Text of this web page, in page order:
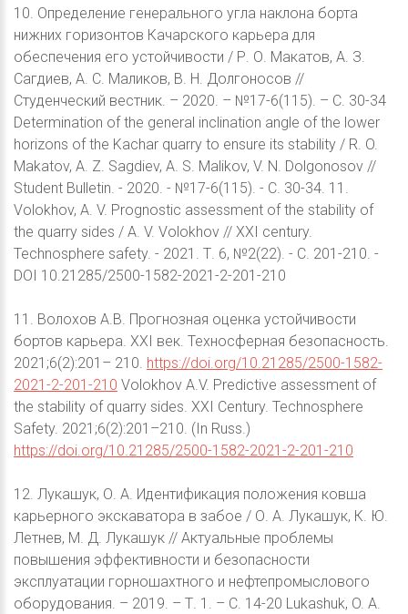
10. Определение генерального угла наклона борта
нижних горизонтов Качарского карьера для
обеспечения его устойчивости / Р. О. Макатов, А. З.
Сагдиев, А. С. Маликов, В. Н. Долгоносов //
Студенческий вестник. – 2020. – №17-6(115). – С. 30-34
Determination of the general inclination angle of the lower
horizons of the Kachar quarry to ensure its stability / R. O.
Makatov, A. Z. Sagdiev, A. S. Malikov, V. N. Dolgonosov //
Student Bulletin. - 2020. - №17-6(115). - С. 30-34. 11.
Volokhov, A. V. Prognostic assessment of the stability of
the quarry sides / A. V. Volokhov // XXI century.
Technosphere safety. - 2021. Т. 6, №2(22). - С. 201-210. -
DOI 10.21285/2500-1582-2021-2-201-210
11. Волохов А.В. Прогнозная оценка устойчивости
бортов карьера. ХХI век. Техносферная безопасность.
2021;6(2):201– 210. https://doi.org/10.21285/2500-1582-
2021-2-201-210 Volokhov A.V. Predictive assessment of
the stability of quarry sides. XXI Century. Technosphere
Safety. 2021;6(2):201–210. (In Russ.)
https://doi.org/10.21285/2500-1582-2021-2-201-210
12. Лукашук, О. А. Идентификация положения ковша
карьерного экскаватора в забое / О. А. Лукашук, К. Ю.
Летнев, М. Д. Лукашук // Актуальные проблемы
повышения эффективности и безопасности
эксплуатации горношахтного и нефтепромыслового
оборудования. – 2019. – Т. 1. – С. 14-20 Lukashuk, O. A.